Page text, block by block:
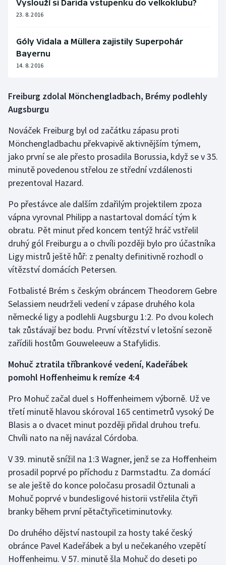
Vyslouží si Darida vstupenku do velkoklubu?
23. 8. 2016
Góly Vidala a Müllera zajistily Superpohár
Bayernu
14. 8. 2016
Freiburg zdolal Mönchengladbach, Brémy podlehly
Augsburgu
Nováček Freiburg byl od začátku zápasu proti
Mönchengladbachu překvapivě aktivnějším týmem,
jako první se ale přesto prosadila Borussia, když se v 35.
minutě povedenou střelou ze střední vzdálenosti
prezentoval Hazard.
Po přestávce ale dalším zdařilým projektilem zpoza
vápna vyrovnal Philipp a nastartoval domácí tým k
obratu. Pět minut před koncem tentýž hráč vstřelil
druhý gól Freiburgu a o chvíli později bylo pro účastníka
Ligy mistrů ještě hůř: z penalty definitivně rozhodl o
vítězství domácích Petersen.
Fotbalisté Brém s českým obráncem Theodorem Gebre
Selassiem neudrželi vedení v zápase druhého kola
německé ligy a podlehli Augsburgu 1:2. Po dvou kolech
tak zůstávají bez bodu. První vítězství v letošní sezoně
zařídili hostům Gouweleeuw a Stafylidis.
Mohuč ztratila tříbrankové vedení, Kadeřábek
pomohl Hoffenheimu k remíze 4:4
Pro Mohuč začal duel s Hoffenheimem výborně. Už ve
třetí minutě hlavou skóroval 165 centimetrů vysoký De
Blasis a o dvacet minut později přidal druhou trefu.
Chvíli nato na něj navázal Córdoba.
V 39. minutě snížil na 1:3 Wagner, jenž se za Hoffenheim
prosadil poprvé po příchodu z Darmstadtu. Za domácí
se ale ještě do konce poločasu prosadil Öztunali a
Mohuč poprvé v bundesligové historii vstřelila čtyři
branky během první pětačtyřicetiminutovky.
Do druhého dějství nastoupil za hosty také český
obránce Pavel Kadeřábek a byl u nečekaného vzepětí
Hoffenheimu. V 57. minutě šla Mohuč do deseti po